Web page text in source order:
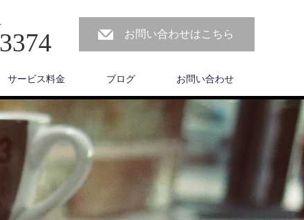
お問い合わせはこちら
サービス料金 ブログ お問い合わせ